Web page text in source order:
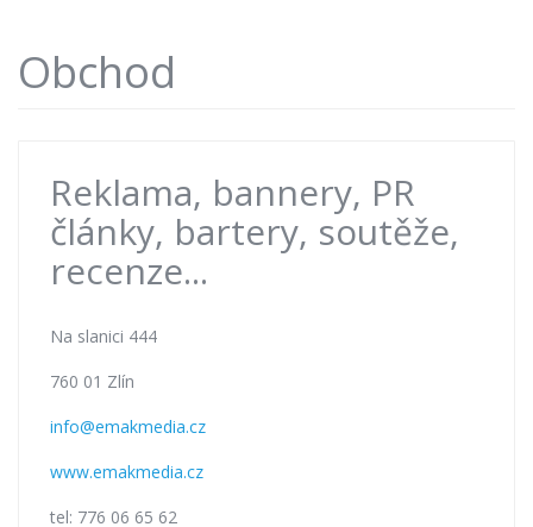
Obchod
Reklama, bannery, PR
články, bartery, soutěže,
recenze...
Na slanici 444
760 01 Zlín
info@emakmedia.cz
www.emakmedia.cz
tel: 776 06 65 62